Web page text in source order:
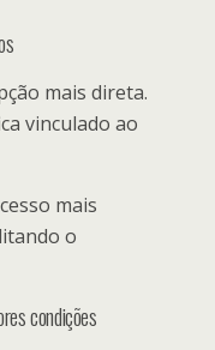
mais direta.
vinculado ao
mais
o
condições